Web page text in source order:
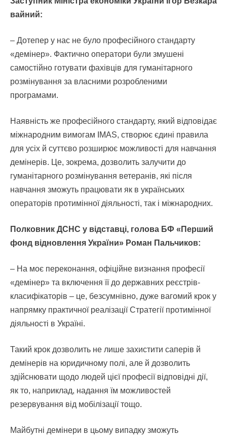
вайний:
– Дотепер у нас не було професійного стандарту
«демінер». Фактично оператори були змушені
самостійно готувати фахівців для гуманітарного
розмінування за власними розробленими
програмами.
Наявність же професійного стандарту, який відповідає
міжнародним вимогам IMAS, створює єдині правила
для усіх й суттєво розширює можливості для навчання
демінерів. Це, зокрема, дозволить залучити до
гуманітарного розмінування ветеранів, які після
навчання зможуть працювати як в українських
операторів протимінної діяльності, так і міжнародних.
Полковник ДСНС у відставці, голова БФ «Перший
фонд відновлення України» Роман Пальчиков:
– На моє переконання, офіційне визнання професії
«демінер» та включення її до державних реєстрів-
класифікаторів – це, безсумнівно, дуже вагомий крок у
напрямку практичної реалізації Стратегії протимінної
діяльності в Україні.
Такий крок дозволить не лише захистити саперів й
демінерів на юридичному полі, але й дозволить
здійснювати щодо людей цієї професії відповідні дії,
як то, наприклад, надання їм можливостей
резервування від мобілізації тощо.
Майбутні демінери в цьому випадку зможуть